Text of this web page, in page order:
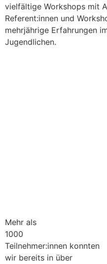
vielfältige Workshops mit
Referent:innen und
mehrjährige Erfahrungen
Jugendlichen.
Mehr als
1000
Teilnehmer:innen konnten
wir bereits in über